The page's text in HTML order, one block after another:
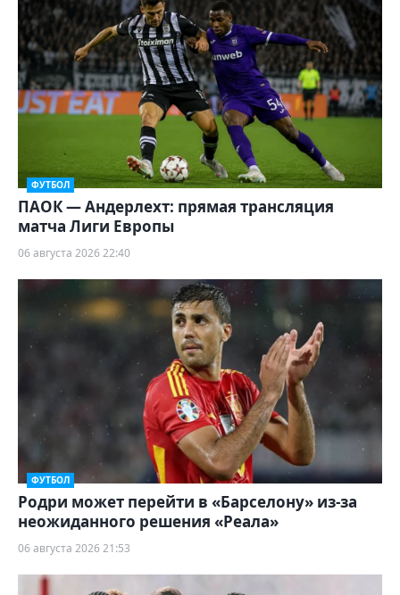
ФУТБОЛ
ПАОК — Андерлехт: прямая трансляция
матча Лиги Европы
06 августа 2026 22:40
ФУТБОЛ
Родри может перейти в «Барселону» из-за
неожиданного решения «Реала»
06 августа 2026 21:53